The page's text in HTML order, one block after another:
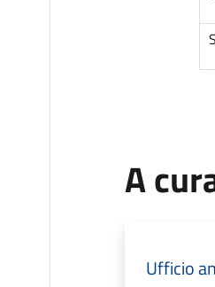
A
Ufficio